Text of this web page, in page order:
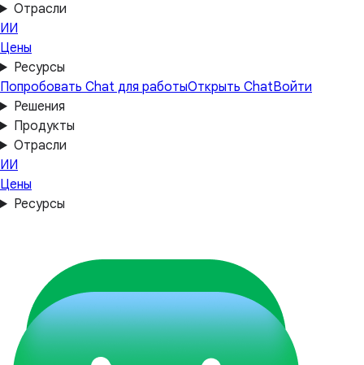
Отрасли
ИИ
Цены
Ресурсы
Попробовать Chat для работыОткрыть ChatВойти
Решения
Продукты
Отрасли
ИИ
Цены
Ресурсы